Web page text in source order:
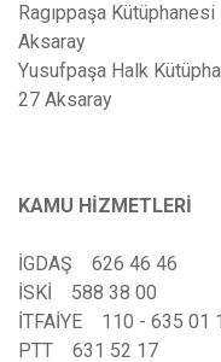
Ragıppaşa
Aksaray
Yusufpaşa Halk
27 Aksaray
KAMU HİZMETLERİ
İGDAŞ 626 46 46
İSKİ 588 38 00
İTFAİYE 110 - 635
PTT 631 52 17